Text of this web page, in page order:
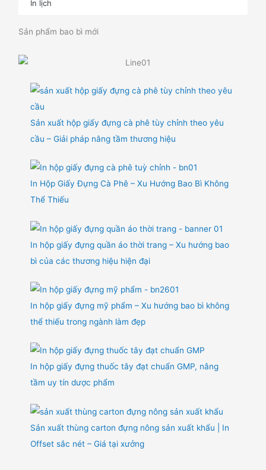
In lịch
Sản phẩm bao bì mới
Sản xuất hộp giấy đựng cà phê tùy chỉnh theo yêu
cầu – Giải pháp nâng tầm thương hiệu
In Hộp Giấy Đựng Cà Phê – Xu Hướng Bao Bì Không
Thể Thiếu
In hộp giấy đựng quần áo thời trang – Xu hướng bao
bì của các thương hiệu hiện đại
In hộp giấy đựng mỹ phẩm – Xu hướng bao bì không
thể thiếu trong ngành làm đẹp
In hộp giấy đựng thuốc tây đạt chuẩn GMP, nâng
tầm uy tín dược phẩm
Sản xuất thùng carton đựng nông sản xuất khẩu | In
Offset sắc nét – Giá tại xưởng